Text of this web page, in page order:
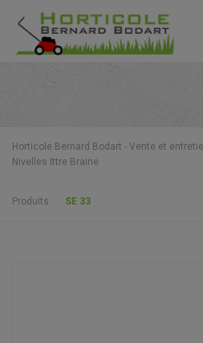
Horticole Bernard Bodart - Vente et
Nivelles Ittre Braine
Produits SE 33